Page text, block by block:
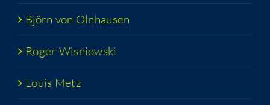
Björn von Olnhausen
Roger Wis­niow­ski
Lou­is Metz